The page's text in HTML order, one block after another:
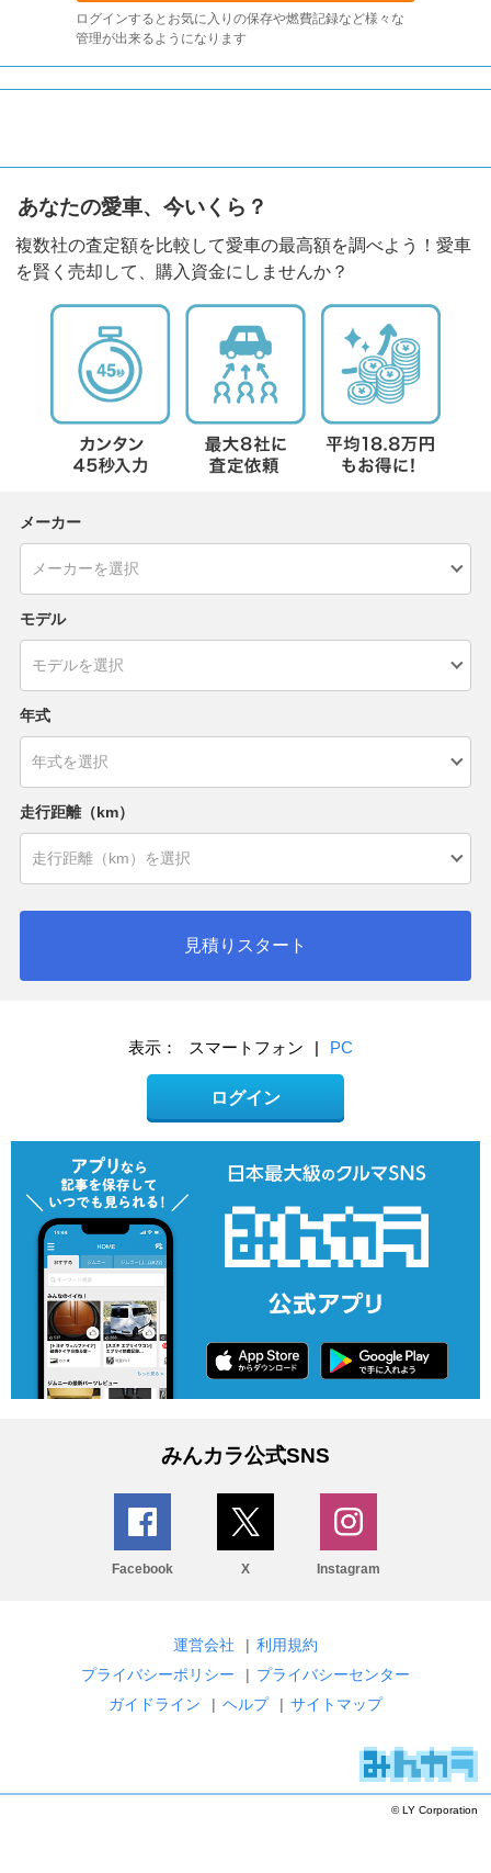
ログインするとお気に入りの保存や燃費記録など様々な
管理が出来るようになります
あなたの愛車、今いくら？
複数社の査定額を比較して愛車の最高額を調べよう！愛車
を賢く売却して、購入資金にしませんか？
メーカー
モデル
年式
走行距離（km）
見積りスタート
表示： スマートフォン | PC
ログイン
みんカラ公式SNS
Facebook X Instagram
運営会社 | 利用規約
プライバシーポリシー
| プライバシーセンター
ガイドライン
| ヘルプ | サイトマップ
© LY Corporation